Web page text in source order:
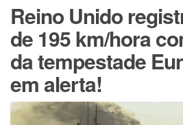
Reino Unido
de 195 km/hora
da tempestade
em alerta!